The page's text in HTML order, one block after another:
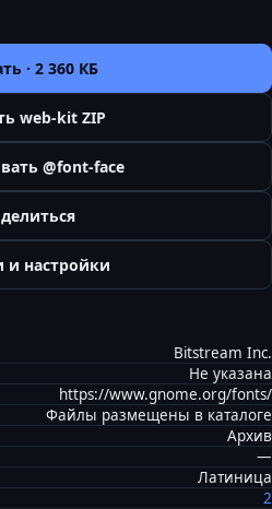
· 2 360 КБ
web-kit ZIP
@font-face
и настройки
Bitstream Inc.
Не указана
https://www.gnome.org/fonts/
Файлы размещены в каталоге
Архив
—
Латиница
2